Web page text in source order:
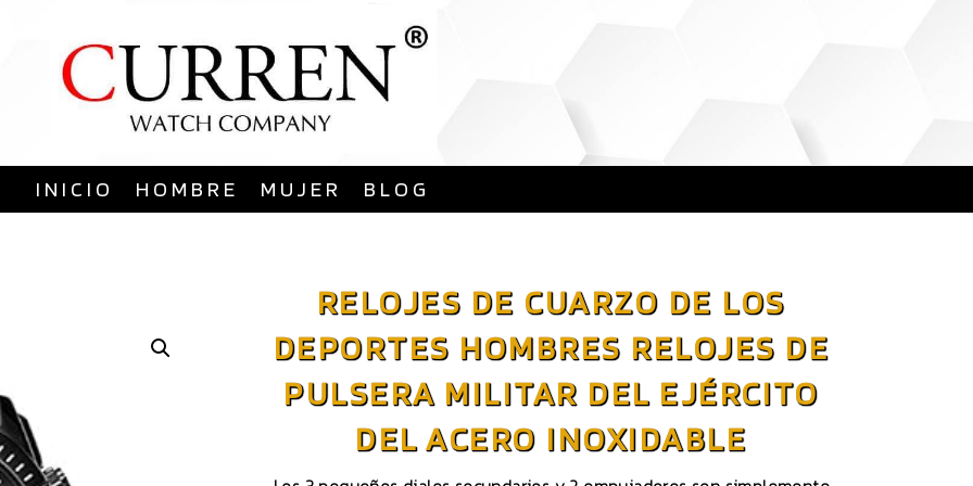
al
contenido
INICIO HOMBRE MUJER BLOG
RELOJES DE CUARZO DE LOS
DEPORTES HOMBRES RELOJES DE
PULSERA MILITAR DEL EJÉRCITO
DEL ACERO INOXIDABLE